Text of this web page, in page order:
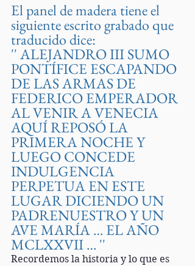
El panel de madera tiene el
siguiente escrito grabado que
traducido dice:
'' ALEJANDRO III SUMO
PONTÍFICE ESCAPANDO
DE LAS ARMAS DE
FEDERICO EMPERADOR
AL VENIR A VENECIA
AQUÍ REPOSÓ LA
PRIMERA NOCHE Y
LUEGO CONCEDE
INDULGENCIA
PERPETUA EN ESTE
LUGAR DICIENDO UN
PADRENUESTRO Y UN
AVE MARÍA … EL AÑO
MCLXXVII … ''
Recordemos la historia y lo que es